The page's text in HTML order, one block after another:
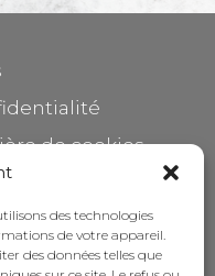
des technologies
de votre appareil.
des données telles que
de cookies